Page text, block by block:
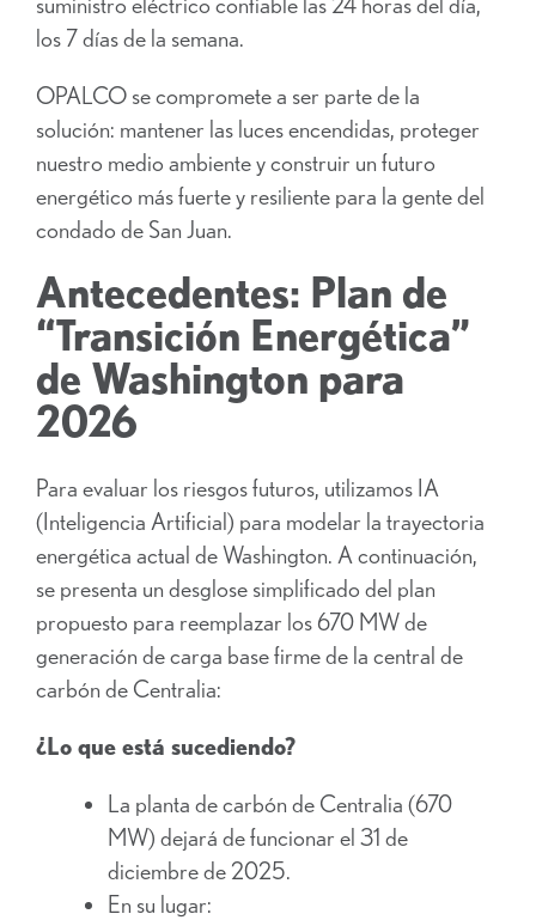
los 7 días de la semana.
OPALCO se compromete a ser parte de la
solución: mantener las luces encendidas, proteger
nuestro medio ambiente y construir un futuro
energético más fuerte y resiliente para la gente del
condado de San Juan.
Antecedentes: Plan de
“Transición Energética”
de Washington para
2026
Para evaluar los riesgos futuros, utilizamos IA
(Inteligencia Artificial) para modelar la trayectoria
energética actual de Washington. A continuación,
se presenta un desglose simplificado del plan
propuesto para reemplazar los 670 MW de
generación de carga base firme de la central de
carbón de Centralia:
¿Lo que está sucediendo?
La planta de carbón de Centralia (670
MW) dejará de funcionar el 31 de
diciembre de 2025.
En su lugar: